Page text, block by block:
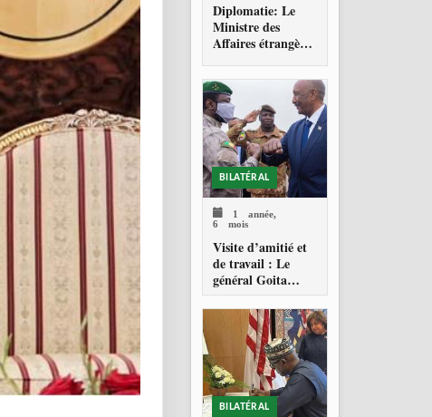
Diplomatie: Le
Ministre des
Affaires étrangères
l’Ambassadeur du
Qatar, artisan
d’une coopération
renforcée
BILATÉRAL
1 année,
6 mois
Visite d’amitié et
de travail : Le
général Goita
reçoit son
homologue
soudanais Abdel
Fattah Burhan
BILATÉRAL